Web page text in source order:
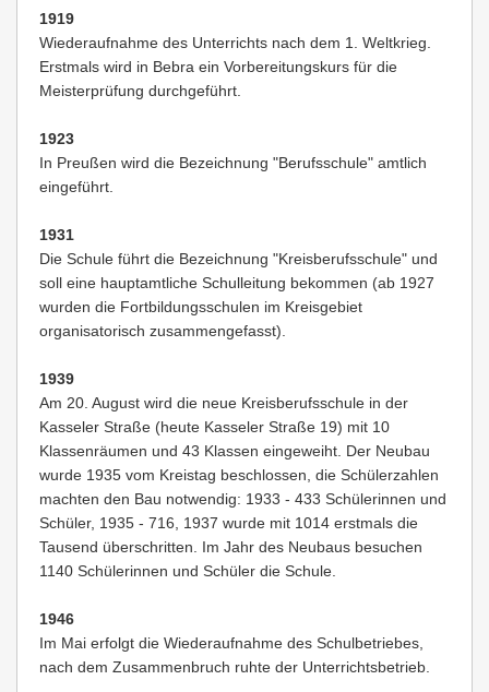
1919
Wiederaufnahme des Unterrichts nach dem 1. Weltkrieg.
Erstmals wird in Bebra ein Vorbereitungskurs für die
Meisterprüfung durchgeführt.
1923
In Preußen wird die Bezeichnung "Berufsschule" amtlich
eingeführt.
1931
Die Schule führt die Bezeichnung "Kreisberufsschule" und
soll eine hauptamtliche Schulleitung bekommen (ab 1927
wurden die Fortbildungsschulen im Kreisgebiet
organisatorisch zusammengefasst).
1939
Am 20. August wird die neue Kreisberufsschule in der
Kasseler Straße (heute Kasseler Straße 19) mit 10
Klassenräumen und 43 Klassen eingeweiht. Der Neubau
wurde 1935 vom Kreistag beschlossen, die Schülerzahlen
machten den Bau notwendig: 1933 - 433 Schülerinnen und
Schüler, 1935 - 716, 1937 wurde mit 1014 erstmals die
Tausend überschritten. Im Jahr des Neubaus besuchen
1140 Schülerinnen und Schüler die Schule.
1946
Im Mai erfolgt die Wiederaufnahme des Schulbetriebes,
nach dem Zusammenbruch ruhte der Unterrichtsbetrieb.